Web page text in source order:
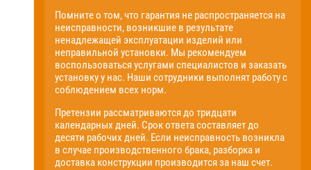
Помните о том, что гарантия не распространяется на
неисправности, возникшие в результате
ненадлежащей эксплуатации изделий или
неправильной установки. Мы рекомендуем
воспользоваться услугами специалистов и заказать
установку у нас. Наши сотрудники выполнят работу с
соблюдением всех норм.
Претензии рассматриваются до тридцати
календарных дней. Срок ответа составляет до
десяти рабочих дней. Если неисправность возникла
в случае производственного брака, разборка и
доставка конструкции производится за наш счет.